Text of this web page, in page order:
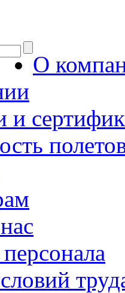
О
и